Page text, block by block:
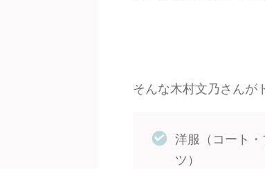
そんな木村文乃さんが
洋服（コート
ツ）